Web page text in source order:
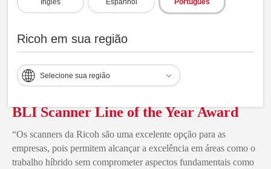
Ricoh em sua região
Selecione sua região
BLI Scanner Line of the Year Award
“Os scanners da Ricoh são uma excelente opção para as
empresas, pois permitem alcançar a excelência em áreas como o
trabalho híbrido sem comprometer aspectos fundamentais como